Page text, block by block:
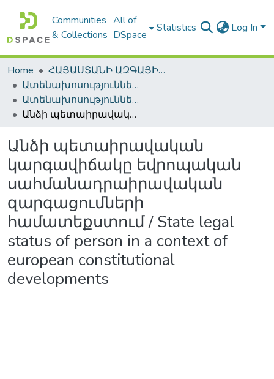
Communities
& Collections
All of
DSpace
Statistics Log In
Home
ՀԱՅԱՍՏԱՆԻ ԱԶԳԱՅԻՆ ԳՐԱԴԱՐԱՆԻ ԹՎԱՅԻՆ ՊԱՀՈՑ / DIGITAL REPOSITORY OF NLA
Ատենախոսություններ և սեղմագրեր / Theses & Abstracts
Ատենախոսություններ և սեղմագրեր / Theses & Abstracts
Անձի պետաիրավական կարգավիճակը եվրոպական սահմանադրաիրավական զարգացումների համատեքստում / State legal status of person in a context of european constitutional developments
Անձի պետաիրավական
կարգավիճակը եվրոպական
սահմանադրաիրավական
զարգացումների
համատեքստում / State legal
status of person in a context of
european constitutional
developments